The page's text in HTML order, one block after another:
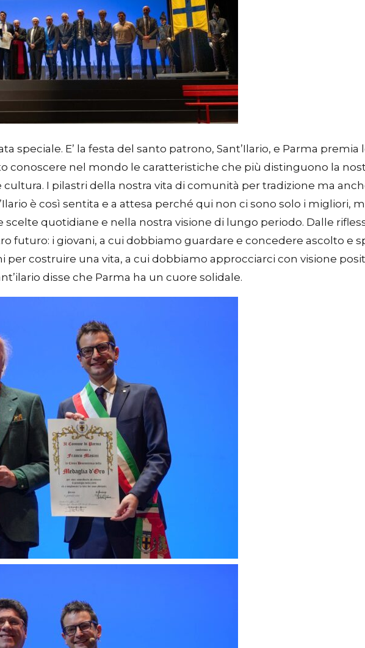
speciale. E’ la festa del santo patrono, Sant’Ilario, e Parma
conoscere nel mondo le caratteristiche che più distinguono la
I pilastri della nostra vita di comunità per tradizione ma
è così sentita e a attesa perché qui non ci sono solo i migliori,
scelte quotidiane e nella nostra visione di lungo periodo. Dalle
futuro: i giovani, a cui dobbiamo guardare e concedere ascolto e
per costruire una vita, a cui dobbiamo approcciarci con visione
disse che Parma ha un cuore solidale.